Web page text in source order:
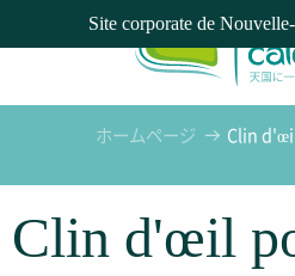
Site corporate de
ホームページ Clin
Clin d'œil